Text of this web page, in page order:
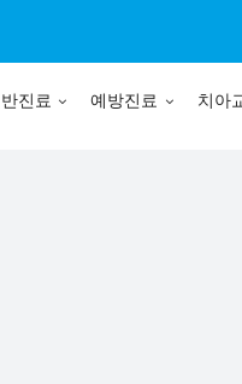
진료 예방진료 치아